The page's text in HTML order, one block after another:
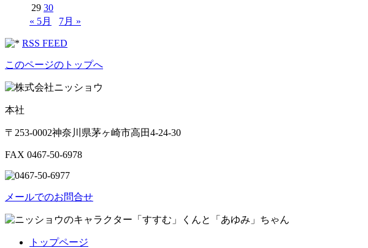
29 30
« 5月
7月 »
RSS FEED
このページのトップへ
本社
〒253-0002神奈川県茅ヶ崎市高田4-24-30
FAX 0467-50-6978
メールでのお問合せ
トップページ